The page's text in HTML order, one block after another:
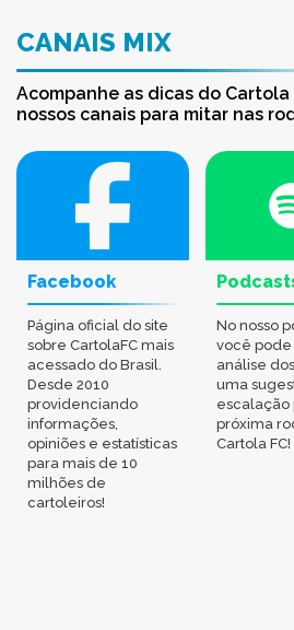
CANAIS MIX
Acompanhe as dicas do Cartola
nossos canais para mitar nas
Facebook
Página oficial do site
sobre CartolaFC mais
acessado do Brasil.
Desde 2010
providenciando
informações,
opiniões e estatísticas
para mais de 10
milhões de
cartoleiros!
No nosso
você pode
análise
uma
escalação
próxima
Cartola FC!